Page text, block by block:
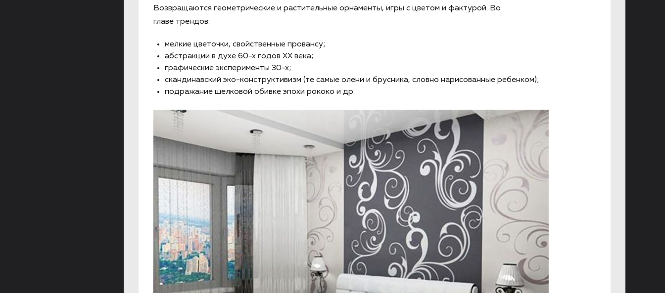
Возвращаются геометрические и растительные орнаменты, игры с цветом и фактурой. Во
главе трендов:
мелкие цветочки, свойственные провансу;
абстракции в духе 60-х годов XX века;
графические эксперименты 30-х;
скандинавский эко-конструктивизм (те самые олени и брусника, словно нарисованные ребенком);
подражание шелковой обивке эпохи рококо и др.